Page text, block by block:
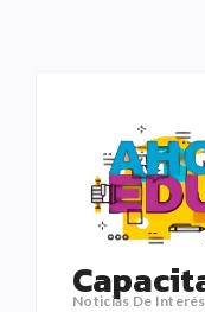
Noticias De Interés